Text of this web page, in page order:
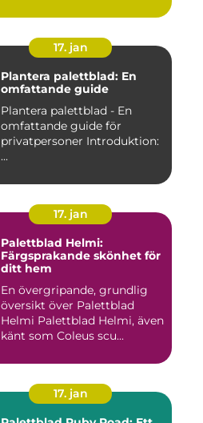
17. jan
Plantera palettblad: En
omfattande guide
Plantera palettblad - En
omfattande guide för
privatpersoner Introduktion:
...
17. jan
Palettblad Helmi:
Färgsprakande skönhet för
ditt hem
En övergripande, grundlig
översikt över Palettblad
Helmi Palettblad Helmi, även
känt som Coleus scu...
17. jan